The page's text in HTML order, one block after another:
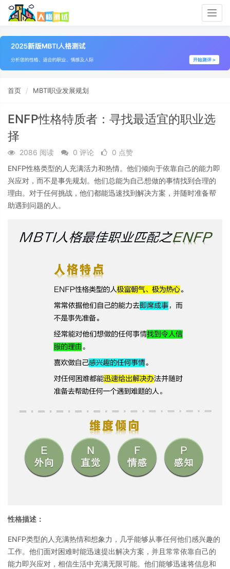
首页 MBTI职业发展规划
ENFP性格特质者：寻找最适宜的职业选
择
2086 阅读 0 评论
0 点赞
ENFP性格类型的人充满活力和热情。他们倾向于依靠自己的能力即
兴应对，而不是事先规划。他们总能为自己想做的事情找到合理的
理由。对于任何挑战，他们都能迅速找到解决方案，并随时准备帮
助遇到问题的人。
性格描述：
ENFP类型的人充满热情和想象力，几乎能够从事任何他们感兴趣的
工作。他们面对困难时能迅速提出解决方案，并且常常依靠自己的
能力即兴应对，相信生活中充满无限可能。他们能够迅速将信息和